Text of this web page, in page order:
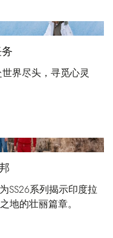
界尽头，寻觅心灵
SS26系列揭示印度拉
的壮丽篇章。